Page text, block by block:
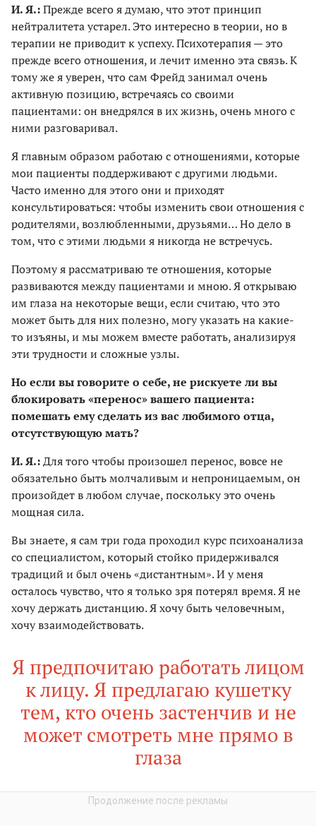
И. Я.:Прежде всего я думаю, что этот принцип
нейтралитета устарел. Это интересно в теории, но в
терапии не приводит к успеху. Психотерапия — это
прежде всего отношения, и лечит именно эта связь. К
тому же я уверен, что сам Фрейд занимал очень
активную позицию, встречаясь со своими
пациентами: он внедрялся в их жизнь, очень много с
ними разговаривал.
Я главным образом работаю с отношениями, которые
мои пациенты поддерживают с другими людьми.
Часто именно для этого они и приходят
консультироваться: чтобы изменить свои отношения с
родителями, возлюбленными, друзьями… Но дело в
том, что с этими людьми я никогда не встречусь.
Поэтому я рассматриваю те отношения, которые
развиваются между пациентами и мною. Я открываю
им глаза на некоторые вещи, если считаю, что это
может быть для них полезно, могу указать на какие-
то изъяны, и мы можем вместе работать, анализируя
эти трудности и сложные узлы.
Но если вы говорите о себе, не рискуете ли вы
блокировать «перенос» вашего пациента:
помешать ему сделать из вас любимого отца,
отсутствующую мать?
И. Я.:Для того чтобы произошел перенос, вовсе не
обязательно быть молчаливым и непроницаемым, он
произойдет в любом случае, поскольку это очень
мощная сила.
Вы знаете, я сам три года проходил курс психоанализа
со специалистом, который стойко придерживался
традиций и был очень «дистантным». И у меня
осталось чувство, что я только зря потерял время. Я не
хочу держать дистанцию. Я хочу быть человечным,
хочу взаимодействовать.
Я предпочитаю работать лицом
к лицу. Я предлагаю кушетку
тем, кто очень застенчив и не
может смотреть мне прямо в
глаза